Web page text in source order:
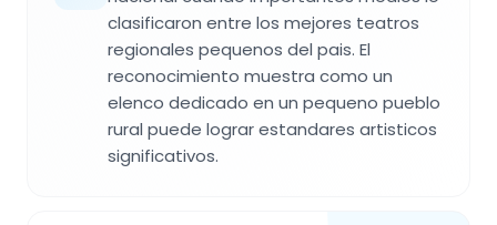
clasificaron entre los mejores teatros
regionales pequenos del pais. El
reconocimiento muestra como un
elenco dedicado en un pequeno pueblo
rural puede lograr estandares artisticos
significativos.